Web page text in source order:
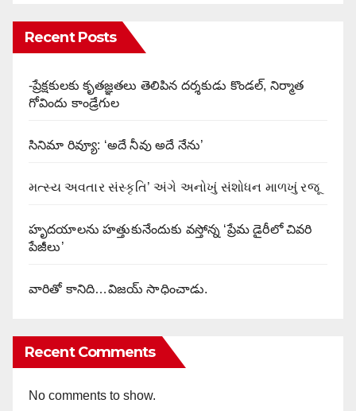
Recent Posts
-ప్రేక్షకులకు కృతజ్ఞతలు తెలిపిన దర్శకుడు కొండల్, నిర్మాత
గోవిందు కాండ్రేగుల
సినిమా రివ్యూ: ‘అదే నీవు అదే నేను’
મત્સ્ય અવતાર સંસ્કૃતિ’ અંગે અનોખું સંશોધન માળખું રજૂ
హృదయాలను హత్తుకునేందుకు వస్తోన్న ‘ప్రేమ డైరీలో చివరి
పేజీలు’
వారితో కానిది…విజయ్ సాధించాడు.
Recent Comments
No comments to show.